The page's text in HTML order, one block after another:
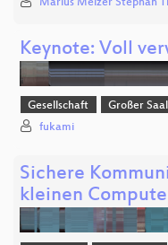
Keynote: Voll
Gesellschaft Großer Saal
fukami
Sichere
kleinen